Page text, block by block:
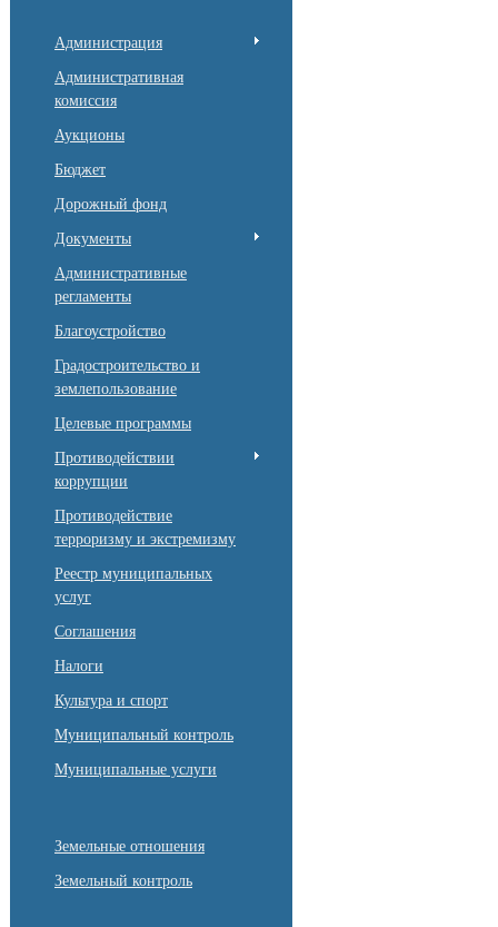
Администрация
Административная
комиссия
Аукционы
Бюджет
Дорожный фонд
Документы
Административные
регламенты
Благоустройство
Градостроительство и
землепользование
Целевые программы
Противодействии
коррупции
Противодействие
терроризму и экстремизму
Реестр муниципальных
услуг
Соглашения
Налоги
Культура и спорт
Муниципальный контроль
Муниципальные услуги
Земельные отношения
Земельный контроль